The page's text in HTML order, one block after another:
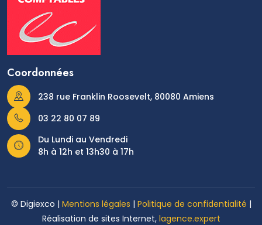
Coordonnées
238 rue Franklin Roosevelt, 80080 Amiens
03 22 80 07 89
Du Lundi au Vendredi
8h à 12h et 13h30 à 17h
© Digiexco | Mentions légales | Politique de confidentialité |
Réalisation de sites Internet, lagence.expert